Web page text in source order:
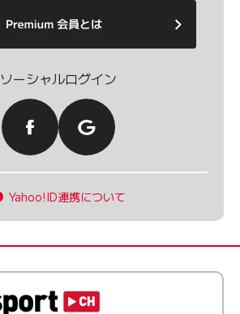
ソーシャルログイン
Yahoo!ID連携について